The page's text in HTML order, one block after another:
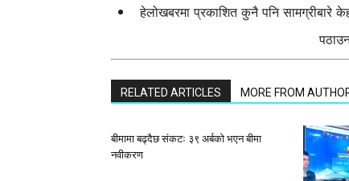
हेलोखबरमा प्रकाशित कुनै पनि सामग्रीबारे
RELATED ARTICLES MORE FROM
बीमामा बढ्दैछ संकटः ३९ अर्बको भएन बीमा
नवीकरण